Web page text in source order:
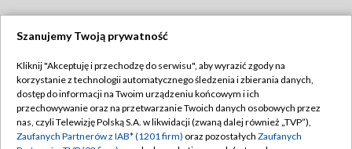
TVP
Abonament TVP
Emisja w TVP
Regulamin TVP
Polityka prywatności
Szanujemy Twoją prywatność
Kliknij "Akceptuję i przechodzę do serwisu", aby wyrazić zgody na
korzystanie z technologii automatycznego śledzenia i zbierania danych,
dostęp do informacji na Twoim urządzeniu końcowym i ich
przechowywanie oraz na przetwarzanie Twoich danych osobowych przez
nas, czyli Telewizję Polską S.A. w likwidacji (zwaną dalej również „TVP”),
Zaufanych Partnerów z IAB* (1201 firm) oraz pozostałych Zaufanych